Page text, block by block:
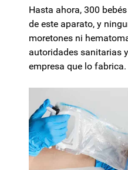
Hasta ahora, 300
de este aparato, y
moretones ni
autoridades sanitarias
empresa que lo fabrica.